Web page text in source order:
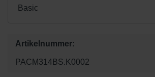
Basic
Artikelnummer:
PACM314BS.K0002